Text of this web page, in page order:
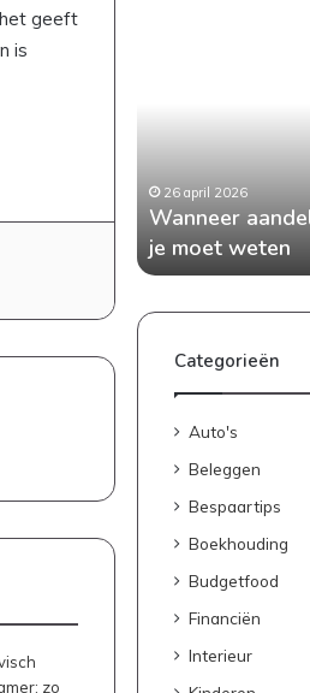
het geeft
is
interieur:
moet
weten
26 april 2026
Wanneer
je moet weten
Categorieën
Auto's
Beleggen
Bespaartips
Boekhouding
Budgetfood
Financiën
Interieur